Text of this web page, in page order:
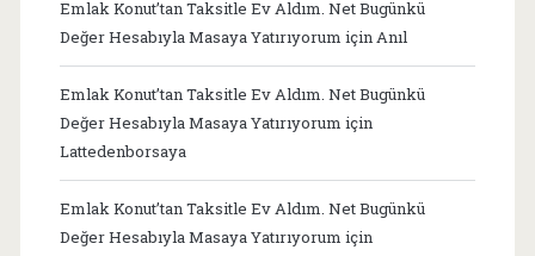
Emlak Konut’tan Taksitle Ev Aldım. Net Bugünkü
Değer Hesabıyla Masaya Yatırıyorum içinAnıl
Emlak Konut’tan Taksitle Ev Aldım. Net Bugünkü
Değer Hesabıyla Masaya Yatırıyorum için
Lattedenborsaya
Emlak Konut’tan Taksitle Ev Aldım. Net Bugünkü
Değer Hesabıyla Masaya Yatırıyorum için